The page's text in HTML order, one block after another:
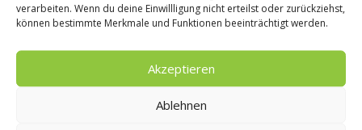
verarbeiten. Wenn du deine Einwillligung nicht erteilst oder zurückziehst,
können bestimmte Merkmale und Funktionen beeinträchtigt werden.
Akzeptieren
Ablehnen
9. Juli 2025